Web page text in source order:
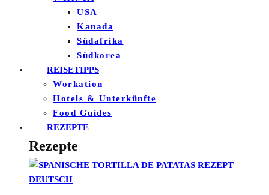
USA
Kanada
Südafrika
Südkorea
REISETIPPS
Workation
Hotels & Unterkünfte
Food Guides
REZEPTE
Rezepte